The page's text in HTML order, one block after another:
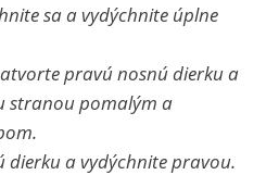
sa a vydýchnite úplne
pravú nosnú dierku a
stranou pomalým a
dierku a vydýchnite pravou.